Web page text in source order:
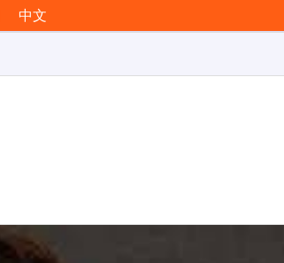
中文